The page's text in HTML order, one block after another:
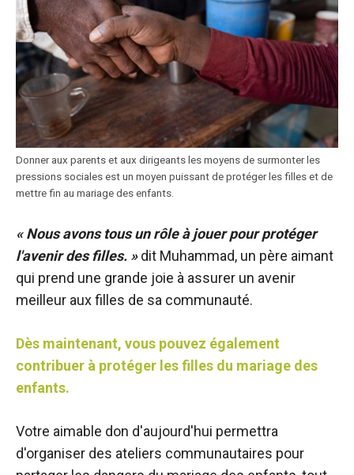
Donner aux parents et aux dirigeants les moyens de surmonter les
pressions sociales est un moyen puissant de protéger les filles et de
mettre fin au mariage des enfants.
« Nous avons tous un rôle à jouer pour protéger
l'avenir des filles. »dit Muhammad, un père aimant
qui prend une grande joie à assurer un avenir
meilleur aux filles de sa communauté.
Dès maintenant, vous pouvez également
contribuer à protéger les filles du mariage des
enfants.
Votre aimable don d'aujourd'hui permettra
d'organiser des ateliers communautaires pour